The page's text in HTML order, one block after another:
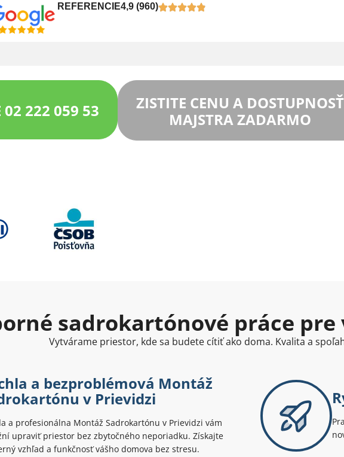
REFERENCIE4,9 (960)
02 222 059 53
ZISTITE CENU A DOSTUPNOSŤ
MAJSTRA ZADARMO
sadrokartónové práce pre
Vytvárame priestor, kde sa budete cítiť ako doma. Kvalita a
a bezproblémová Montáž
v Prievidzi
a profesionálna Montáž Sadrokartónu v Prievidzi vám
upraviť priestor bez zbytočného neporiadku. Získajte
vzhľad a funkčnosť vášho domova bez stresu.